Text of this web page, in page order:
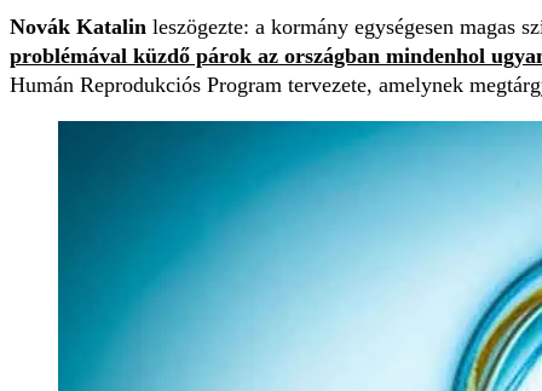
Novák Katalin leszögezte: a kormány egységesen magas
problémával küzdő párok az országban mindenhol
Humán Reprodukciós Program tervezete, amelynek